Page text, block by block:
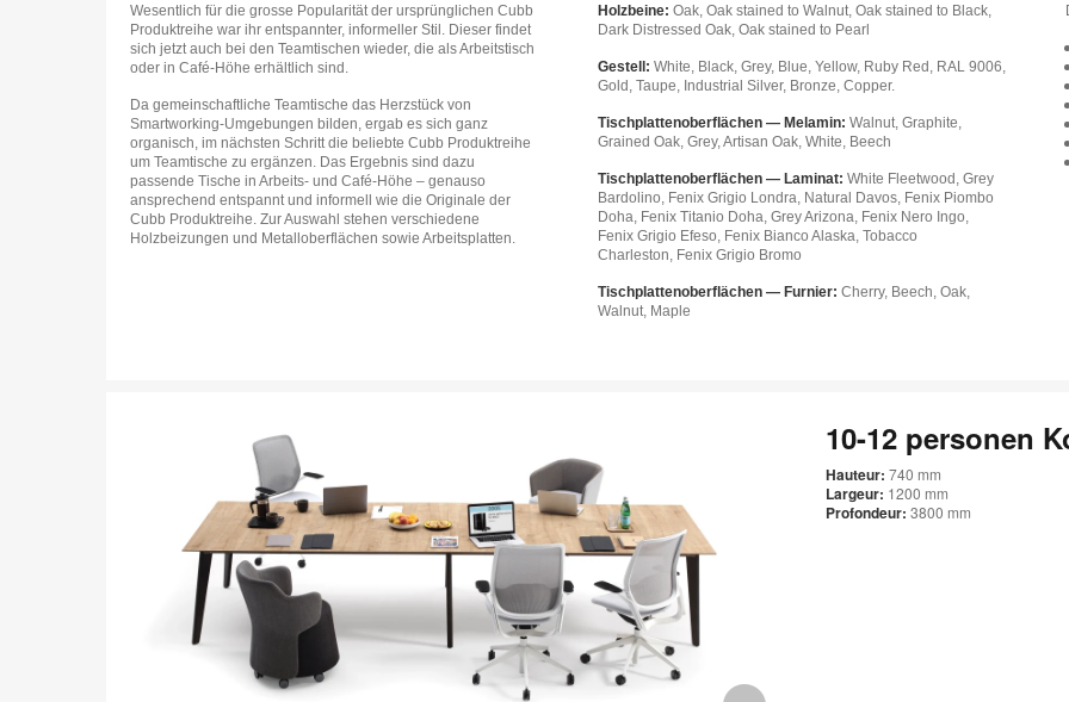
Wesentlich für die grosse Popularität der ursprünglichen Cubb
Produktreihe war ihr entspannter, informeller Stil. Dieser findet
sich jetzt auch bei den Teamtischen wieder, die als Arbeitstisch
oder in Café-Höhe erhältlich sind.
Da gemeinschaftliche Teamtische das Herzstück von
Smartworking-Umgebungen bilden, ergab es sich ganz
organisch, im nächsten Schritt die beliebte Cubb Produktreihe
um Teamtische zu ergänzen. Das Ergebnis sind dazu
passende Tische in Arbeits- und Café-Höhe – genauso
ansprechend entspannt und informell wie die Originale der
Cubb Produktreihe. Zur Auswahl stehen verschiedene
Holzbeizungen und Metalloberflächen sowie Arbeitsplatten.
Holzbeine: Oak, Oak stained to Walnut, Oak stained to Black,
Dark Distressed Oak, Oak stained to Pearl
Gestell: White, Black, Grey, Blue, Yellow, Ruby Red, RAL 9006,
Gold, Taupe, Industrial Silver, Bronze, Copper.
Tischplattenoberflächen — Melamin: Walnut, Graphite,
Grained Oak, Grey, Artisan Oak, White, Beech
Tischplattenoberflächen — Laminat: White Fleetwood, Grey
Bardolino, Fenix Grigio Londra, Natural Davos, Fenix Piombo
Doha, Fenix Titanio Doha, Grey Arizona, Fenix Nero Ingo,
Fenix Grigio Efeso, Fenix Bianco Alaska, Tobacco
Charleston, Fenix Grigio Bromo
Tischplattenoberflächen — Furnier: Cherry, Beech, Oak,
Walnut, Maple
10-12 personen
Hauteur: 740 mm
Largeur: 1200 mm
Profondeur: 3800 mm